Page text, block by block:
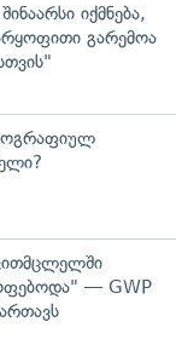
იქმნება,
გარემოა
— GWP